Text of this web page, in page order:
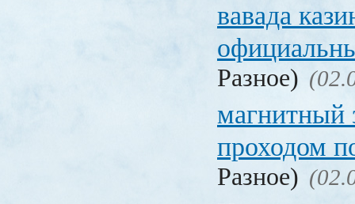
вавада
Разное)
магнитный
проходом
Разное)